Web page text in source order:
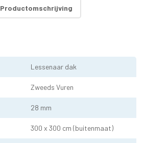
Productomschrijving
Lessenaar dak
Zweeds Vuren
28 mm
300 x 300 cm (buitenmaat)